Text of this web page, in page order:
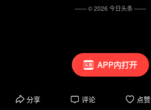
APP内打开
分享 评论 点赞
—— ©2026 今日头条——